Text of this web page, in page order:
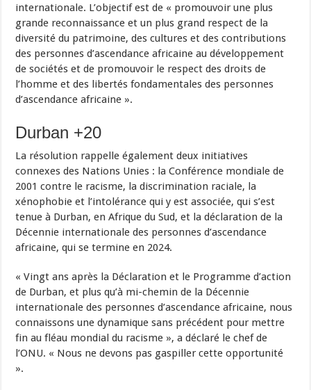
internationale. L’objectif est de « promouvoir une plus
grande reconnaissance et un plus grand respect de la
diversité du patrimoine, des cultures et des contributions
des personnes d’ascendance africaine au développement
de sociétés et de promouvoir le respect des droits de
l’homme et des libertés fondamentales des personnes
d’ascendance africaine ».
Durban +20
La résolution rappelle également deux initiatives
connexes des Nations Unies : la Conférence mondiale de
2001 contre le racisme, la discrimination raciale, la
xénophobie et l’intolérance qui y est associée, qui s’est
tenue à Durban, en Afrique du Sud, et la déclaration de la
Décennie internationale des personnes d’ascendance
africaine, qui se termine en 2024.
« Vingt ans après la Déclaration et le Programme d’action
de Durban, et plus qu’à mi-chemin de la Décennie
internationale des personnes d’ascendance africaine, nous
connaissons une dynamique sans précédent pour mettre
fin au fléau mondial du racisme », a déclaré le chef de
l’ONU. « Nous ne devons pas gaspiller cette opportunité
».